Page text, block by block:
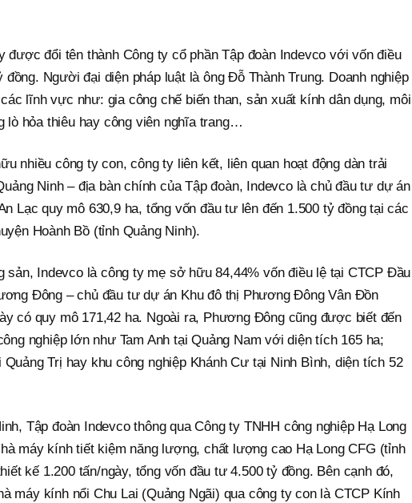
được đổi tên thành Công ty cổ phần Tập đoàn Indevco với vốn điều
đồng. Người đại diện pháp luật là ông Đỗ Thành Trung. Doanh nghiệp
lĩnh vực như: gia công chế biến than, sản xuất kính dân dụng, môi
lò hỏa thiêu hay công viên nghĩa trang…
nhiều công ty con, công ty liên kết, liên quan hoạt động dàn trải
Ninh – địa bàn chính của Tập đoàn, Indevco là chủ đầu tư dự án
Lạc quy mô 630,9 ha, tổng vốn đầu tư lên đến 1.500 tỷ đồng tại các
Hoành Bồ (tỉnh Quảng Ninh).
sản, Indevco là công ty mẹ sở hữu 84,44% vốn điều lệ tại CTCP Đầu
Đông – chủ đầu tư dự án Khu đô thị Phương Đông Vân Đồn
có quy mô 171,42 ha. Ngoài ra, Phương Đông cũng được biết đến
nghiệp lớn như Tam Anh tại Quảng Nam với diện tích 165 ha;
Trị hay khu công nghiệp Khánh Cư tại Ninh Bình, diện tích 52
Tập đoàn Indevco thông qua Công ty TNHH công nghiệp Hạ Long
máy kính tiết kiệm năng lượng, chất lượng cao Hạ Long CFG (tỉnh
kế 1.200 tấn/ngày, tổng vốn đầu tư 4.500 tỷ đồng. Bên cạnh đó,
máy kính nổi Chu Lai (Quảng Ngãi) qua công ty con là CTCP Kính